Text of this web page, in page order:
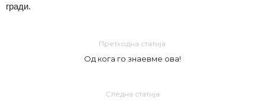
гради.
Претходна статија
Од кога го знаевме ова!
Следна статија